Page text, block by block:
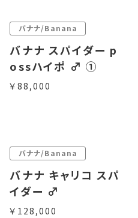
バナナ/Banana
バナナ スパイダー p
ossハイポ ♂ ①
￥88,000
バナナ/Banana
バナナ キャリコ スパ
イダー ♂
￥128,000